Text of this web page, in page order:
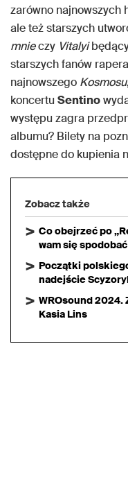
zarówno najnowszych
ale też starszych
mnieczy Vitalyi
starszych fanów
najnowszego Kosmosu
koncertu Sentino
występu zagra
albumu? Bilety na
dostępne do kupienia
Zobacz także
Co obejrzeć po
wam się spodobać
Początki
nadejście
WROsound 2024.
Kasia Lins